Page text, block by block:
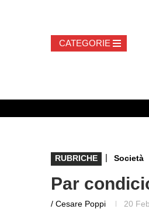
RUBRICHE | Società
Par
/ Cesare Poppi 20